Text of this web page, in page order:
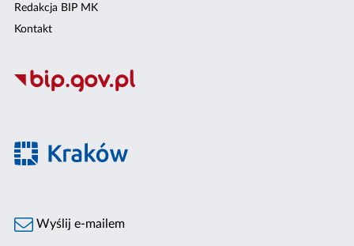
Redakcja BIP MK
Kontakt
Wyślij e-mailem